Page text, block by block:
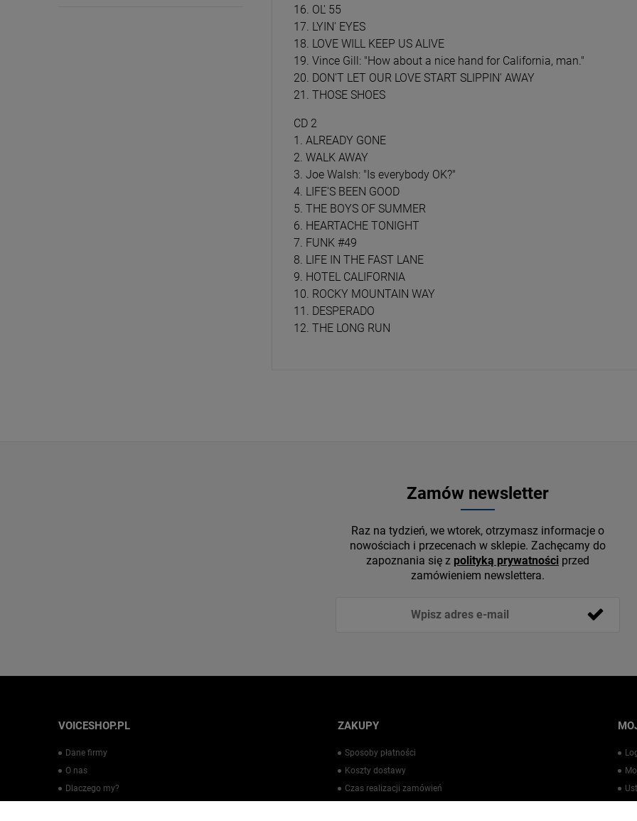
16. OL' 55
17. LYIN' EYES
18. LOVE WILL KEEP US ALIVE
19. Vince Gill: "How about a nice hand for California, man."
20. DON'T LET OUR LOVE START SLIPPIN' AWAY
21. THOSE SHOES
CD 2
1. ALREADY GONE
2. WALK AWAY
3. Joe Walsh: "Is everybody OK?"
4. LIFE'S BEEN GOOD
5. THE BOYS OF SUMMER
6. HEARTACHE TONIGHT
7. FUNK #49
8. LIFE IN THE FAST LANE
9. HOTEL CALIFORNIA
10. ROCKY MOUNTAIN WAY
11. DESPERADO
12. THE LONG RUN
Zamów newsletter
Raz na tydzień, we wtorek, otrzymasz informacje o
nowościach i przecenach w sklepie. Zachęcamy do
zapoznania się z polityką prywatności przed
zamówieniem newslettera.
VOICESHOP.PL
Dane firmy
O nas
Dlaczego my?
ZAKUPY
Sposoby płatności
Koszty dostawy
Czas realizacji zamówień